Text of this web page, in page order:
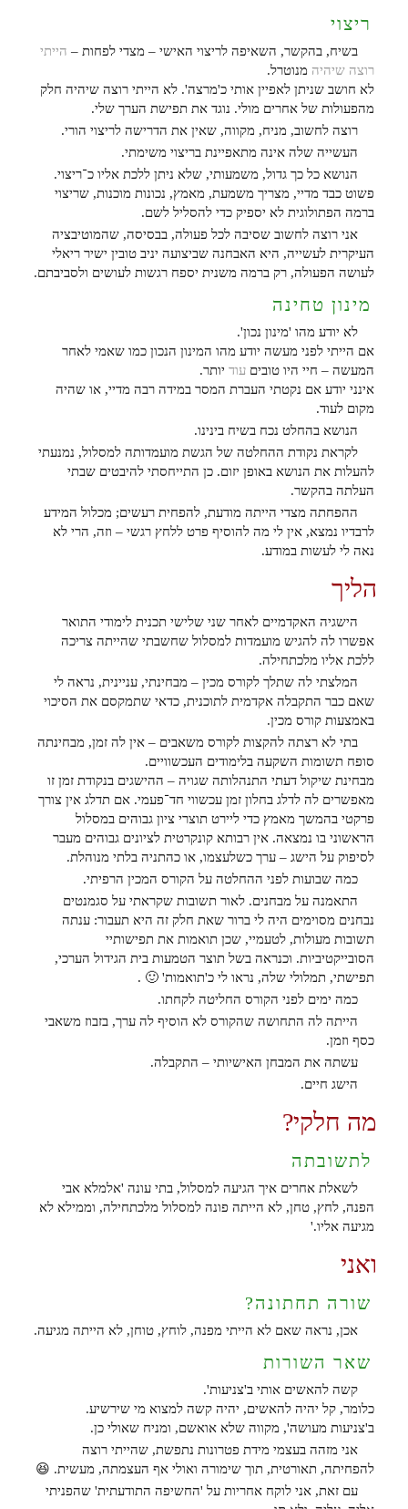
ריצוי
בשיח, בהקשר, השאיפה לריצוי האישי – מצדי לפחות – הייתי
רוצה שיהיה מנוטרל.
לא חושב שניתן לאפיין אותי כ'מרצה'. לא הייתי רוצה שיהיה חלק
מהפעולות של אחרים מולי. נוגד את תפישת הערך שלי.
רוצה לחשוב, מניח, מקווה, שאין את הדרישה לריצוי הורי.
העשייה שלה אינה מתאפיינת בריצוי משימתי.
הנושא כל כך גדול, משמעותי, שלא ניתן ללכת אליו כ־ריצוי.
פשוט כבד מדיי, מצריך משמעת, מאמץ, נכונות מוכנות, שריצוי
ברמה הפתולוגית לא יספיק כדי להסליל לשם.
אני רוצה לחשוב שסיבה לכל פעולה, בבסיסה, שהמוטיבציה
העיקרית לעשייה, היא האבחנה שביצועה יניב טובין ישיר ריאלי
לעושה הפעולה, רק ברמה משנית יספח רגשות לעושים ולסביבתם.
מינון טחינה
לא יודע מהו 'מינון נכון'.
אם הייתי לפני מעשה יודע מהו המינון הנכון כמו שאמי לאחר
המעשה – חיי היו טוביםעוד יותר.
אינני יודע אם נקטתי העברת המסר במידה רבה מדיי, או שהיה
מקום לעוד.
הנושא בהחלט נכח בשיח בינינו.
לקראת נקודת ההחלטה של הגשת מועמדותה למסלול, נמנעתי
להעלות את הנושא באופן יזום. כן התייחסתי להיבטים שבתי
העלתה בהקשר.
ההפחתה מצדי הייתה מודעת, להפחית רעשים; מכלול המידע
לרבדיו נמצא, אין לי מה להוסיף פרט ללחץ רגשי – וזה, הרי לא
נאה לי לעשות במודע.
הליך
הישגיה האקדמיים לאחר שני שלישי תכנית לימודי התואר
אפשרו לה להגיש מועמדות למסלול שחשבתי שהייתה צריכה
ללכת אליו מלכתחילה.
המלצתי לה שתלך לקורס מכין – מבחינתי, עניינית, נראה לי
שאם כבר התקבלה אקדמית לתוכנית, כדאי שתמקסם את הסיכוי
באמצעות קורס מכין.
בתי לא רצתה להקצות לקורס משאבים – אין לה זמן, מבחינתה
סופח תשומות השקעה בלימודים העכשוויים.
מבחינת שיקול דעתי התנהלותה שגויה – ההישגים בנקודת זמן זו
מאפשרים לה לדלג בחלון זמן עכשווי חד־פעמי. אם תדלג אין צורך
פרקטי בהמשך מאמץ כדי ליירט תוצרי ציון גבוהים במסלול
הראשוני בו נמצאה. אין רבותא קונקרטית לציונים גבוהים מעבר
לסיפוק על הישג – ערך כשלעצמו, או כהתניה בלתי מנוהלת.
כמה שבועות לפני ההחלטה על הקורס המכין הרפיתי.
התאמנה על מבחנים. לאור תשובות שקראתי על סגמנטים
נבחנים מסוימים היה לי ברור שאת חלק זה היא תעבור: ענתה
תשובות מעולות, לטעמיי, שכן תואמות את תפישותיי
הסובייקטיביות. וכנראה בשל תוצר הטמעות בית הגידול הערכי,
תפישתי, תמלולי שלה, נראו לי כ'תואמות' 🙂 .
כמה ימים לפני הקורס החליטה לקחתו.
הייתה לה התחושה שהקורס לא הוסיף לה ערך, בזבוז משאבי
כסף וזמן.
עשתה את המבחן האישיותי – התקבלה.
הישג חיים.
מה חלקי?
לתשובתה
לשאלת אחרים איך הגיעה למסלול, בתי עונה 'אלמלא אבי
הפנה, לחץ, טחן, לא הייתה פונה למסלול מלכתחילה, וממילא לא
מגיעה אליו.'
ואני
שורה תחתונה?
אכן, נראה שאם לא הייתי מפנה, לוחץ, טוחן, לא הייתה מגיעה.
שאר השורות
קשה להאשים אותי ב'צניעות'.
כלומר, קל יהיה להאשים, יהיה קשה למצוא מי שירשיע.
ב'צניעות מעושה', מקווה שלא אואשם, ומניח שאולי כן.
אני מזהה בעצמי מידת פטרונות נתפשת, שהייתי רוצה
להפחיתה, תאורטית, תוך שימורה ואולי אף העצמתה, מעשית. 😆
עם זאת, אני לוקח אחריות על 'החשיפה התודעתית' שהפניתי